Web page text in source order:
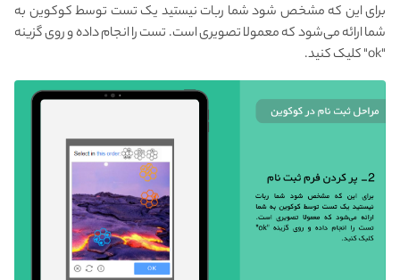
برای این که مشخص شود شما ربات نیستید یک تست توسط کوکوین به
شما ارائه می‌شود که معمولا تصویری است. تست را انجام داده و روی گزینه
"ok" کلیک کنید.